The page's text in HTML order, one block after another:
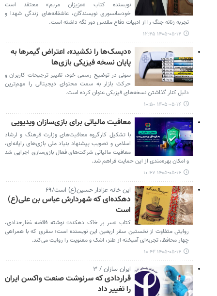
نویسنده کتاب «عزیزان مریم» معتقد است
خودسانسوری نویسندگان، عاشقانه‌های زندگی شهدا و
تجربه زنانه جنگ را از ادبیات دفاع مقدس دور نگه داشته است.
۱۴۰۵-۰۵-۱۴ ۱۲:۴۵
«دیسک‌ها را نکشید»، اعتراض گیمرها به
پایان نسخه‌ فیزیکی بازی‌ها
سونی در توضیح رسمی خود، تغییر ترجیحات کاربران و
حرکت بازار به سمت محتوای دیجیتالی را مهم‌ترین
دلیل کنار گذاشتن نسخه‌های فیزیکی عنوان کرده است.
۱۴۰۵-۰۵-۱۴ ۱۰:۵۰
معافیت مالیاتی برای بازی‌سازان ویدیویی
با تشکیل کارگروه معافیت‌های وزارت فرهنگ و ارشاد
اسلامی و تصویب پیشنهاد بنیاد ملی بازی‌های رایانه‌ای،
معافیت مالیاتی شرکت‌های فعال بازی‌سازی اجرایی شد
و امکان بهره‌مندی از این حمایت فراهم شد.
۱۴۰۵-۰۵-۱۴ ۱۰:۴۷
این خانه عزادار حسین(ع) است/۶۹
دهکده‌ای که شهردارش عباس بن علی(ع)
است
کتاب «سر بر خاک دهکده» نوشته فائضه غفارحدادی،
روایتی متفاوت از نخستین سفر اربعین این نویسنده است؛ سفری که با همراهی
چهار محافظ، تجربه‌ای آمیخته از طنز، اشک و معنویت را روایت می‌کند.
۱۴۰۵-۰۵-۱۴ ۱۰:۴۲
ایران سازان / ۳
قراردادی که سرنوشت صنعت واکسن ایران
را تغییر داد